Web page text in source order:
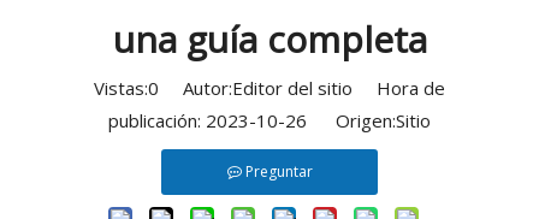
una guía completa
Vistas:0 Autor:Editor del sitio Hora de
publicación: 2023-10-26 Origen:Sitio
Preguntar